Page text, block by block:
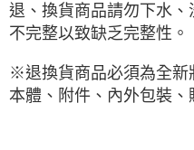
退、換貨商品請勿下水
不完整以致缺乏完整性。
※退換貨商品必須為全新
本體、附件、內外包裝、